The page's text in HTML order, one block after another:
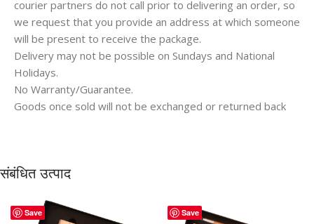
courier partners do not call prior to delivering an order, so
we request that you provide an address at which someone
will be present to receive the package.
Delivery may not be possible on Sundays and National
Holidays.
No Warranty/Guarantee.
Goods once sold will not be exchanged or returned back
संबंधित उत्पाद
Save Save